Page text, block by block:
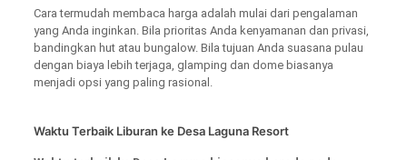
Cara termudah membaca harga adalah mulai dari pengalaman
yang Anda inginkan. Bila prioritas Anda kenyamanan dan privasi,
bandingkan hut atau bungalow. Bila tujuan Anda suasana pulau
dengan biaya lebih terjaga, glamping dan dome biasanya
menjadi opsi yang paling rasional.
Waktu Terbaik Liburan ke Desa Laguna Resort